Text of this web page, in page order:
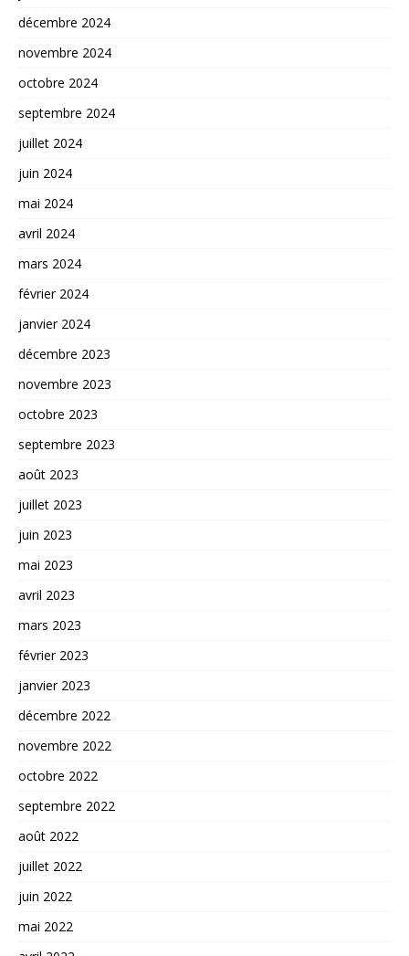
décembre 2024
novembre 2024
octobre 2024
septembre 2024
juillet 2024
juin 2024
mai 2024
avril 2024
mars 2024
février 2024
janvier 2024
décembre 2023
novembre 2023
octobre 2023
septembre 2023
août 2023
juillet 2023
juin 2023
mai 2023
avril 2023
mars 2023
février 2023
janvier 2023
décembre 2022
novembre 2022
octobre 2022
septembre 2022
août 2022
juillet 2022
juin 2022
mai 2022